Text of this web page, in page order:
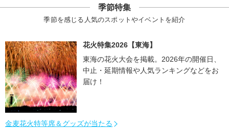
季節特集
季節を感じる人気のスポットやイベントを紹介
花火特集2026【東海】
東海の花火大会を掲載。2026年の開催日、
中止・延期情報や人気ランキングなどをお
届け！
金麦花火特等席＆グッズが当たる